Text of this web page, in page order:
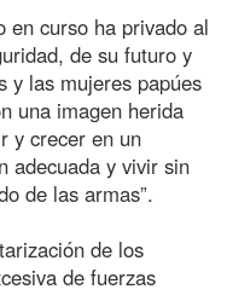
en curso ha privado al
de su futuro y
y las mujeres papúes
una imagen herida
y crecer en un
adecuada y vivir sin
de las armas”.
de los
de fuerzas